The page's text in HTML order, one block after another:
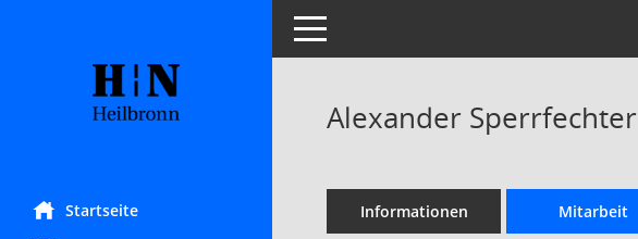
Startseite
Toggle navigation
Alexander Sperrfechter
Informationen Mitarbeit